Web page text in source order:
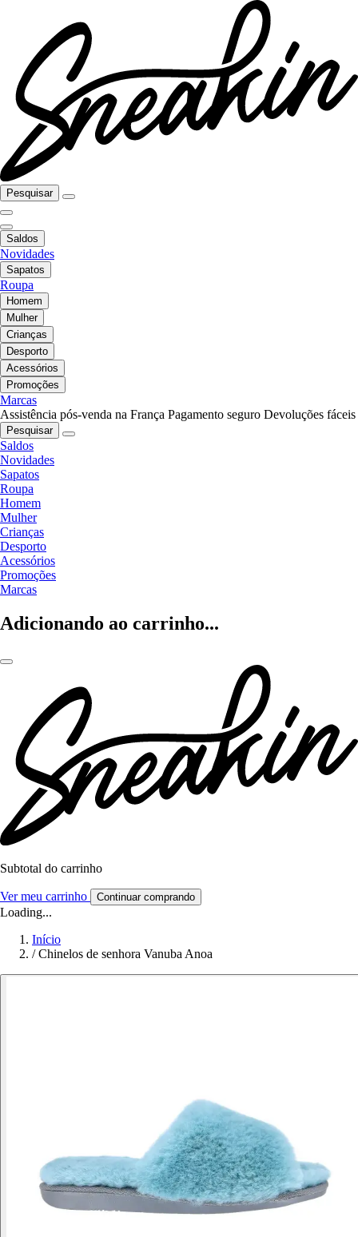
Pesquisar
Saldos
Novidades
Sapatos
Roupa
Homem
Mulher
Crianças
Desporto
Acessórios
Promoções
Marcas
Assistência pós-venda na França Pagamento seguro Devoluções fáceis
Pesquisar
Saldos
Novidades
Sapatos
Roupa
Homem
Mulher
Crianças
Desporto
Acessórios
Promoções
Marcas
Adicionando ao carrinho...
Subtotal do carrinho
Ver meu carrinho Continuar comprando
Loading...
Início
/ Chinelos de senhora Vanuba Anoa